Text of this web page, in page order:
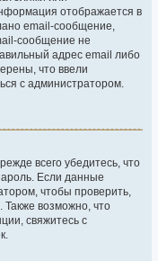
отображается в
email-сообщение,
сообщение не
адрес email либо
что ввели
с администратором.
всего убедитесь, что
Если данные
чтобы проверить,
Также возможно, что
свяжитесь с